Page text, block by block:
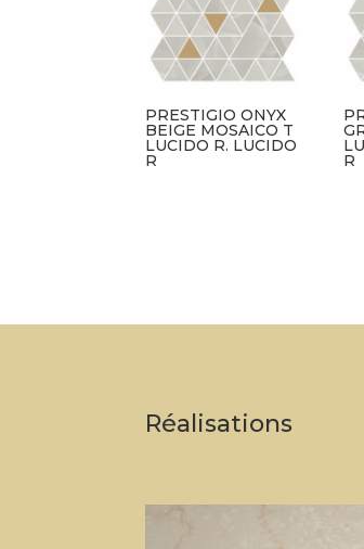
PRESTIGIO ONYX
BEIGE MOSAICO T
LUCIDO R. LUCIDO
R R
Réalisations